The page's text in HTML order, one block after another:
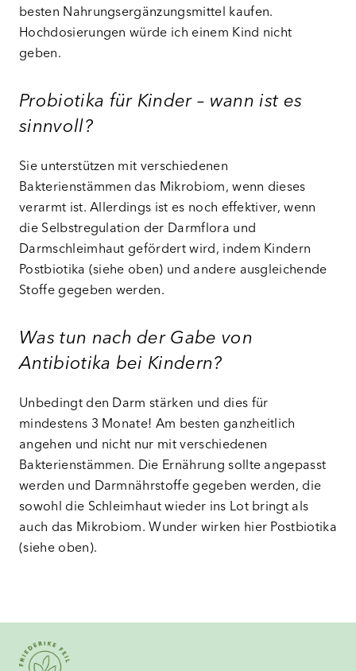
besten Nahrungsergänzungsmittel kaufen.
Hochdosierungen würde ich einem Kind nicht
geben.
Probiotika für Kinder – wann ist es
sinnvoll?
Sie unterstützen mit verschiedenen
Bakterienstämmen das Mikrobiom, wenn dieses
verarmt ist. Allerdings ist es noch effektiver, wenn
die Selbstregulation der Darmflora und
Darmschleimhaut gefördert wird, indem Kindern
Postbiotika (siehe oben) und andere ausgleichende
Stoffe gegeben werden.
Was tun nach der Gabe von
Antibiotika bei Kindern?
Unbedingt den Darm stärken und dies für
mindestens 3 Monate! Am besten ganzheitlich
angehen und nicht nur mit verschiedenen
Bakterienstämmen. Die Ernährung sollte angepasst
werden und Darmnährstoffe gegeben werden, die
sowohl die Schleimhaut wieder ins Lot bringt als
auch das Mikrobiom. Wunder wirken hier Postbiotika
(siehe oben).